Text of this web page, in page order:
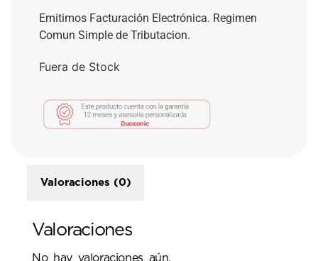
Emitimos Facturación Electrónica. Regimen
Comun Simple de Tributacion.
Fuera de Stock
Valoraciones (0)
Valoraciones
No hay valoraciones aún.